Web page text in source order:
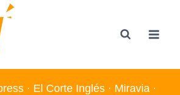
· El Corte Inglés · Miravia ·